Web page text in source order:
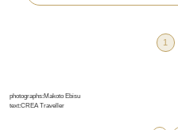
1
photographs:Makoto Ebisu
text:CREA Traveller